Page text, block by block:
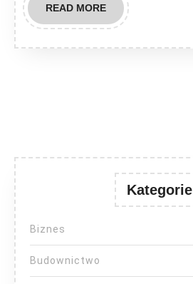
READ MOREREAD
MORE
Kategorie
Biznes
Budownictwo